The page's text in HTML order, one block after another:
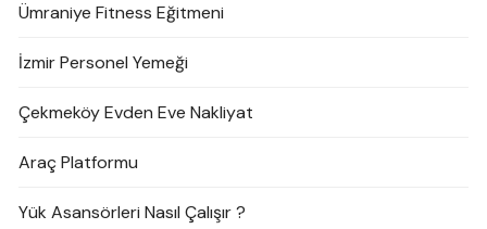
Ümraniye Fitness Eğitmeni
İzmir Personel Yemeği
Çekmeköy Evden Eve Nakliyat
Araç Platformu
Yük Asansörleri Nasıl Çalışır ?